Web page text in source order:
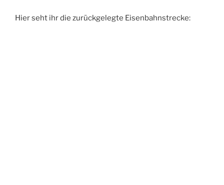
Hier seht ihr die zurückgelegte Eisenbahnstrecke: